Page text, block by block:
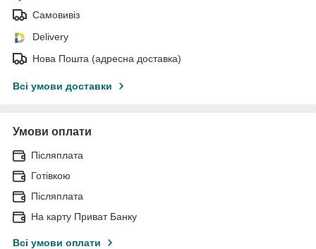
Самовивіз
Delivery
Нова Пошта (адресна доставка)
Всі умови доставки
Умови оплати
Післяплата
Готівкою
Післяплата
На карту Приват Банку
Всі умови оплати